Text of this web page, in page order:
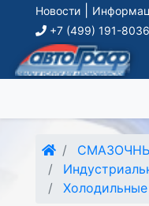
Новости
+7 (499) 191-8036